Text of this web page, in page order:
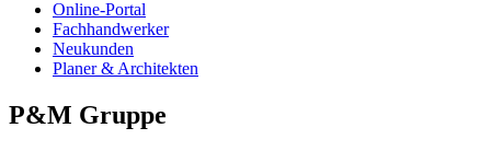
Online-Portal
Fachhandwerker
Neukunden
Planer & Architekten
P&M Gruppe